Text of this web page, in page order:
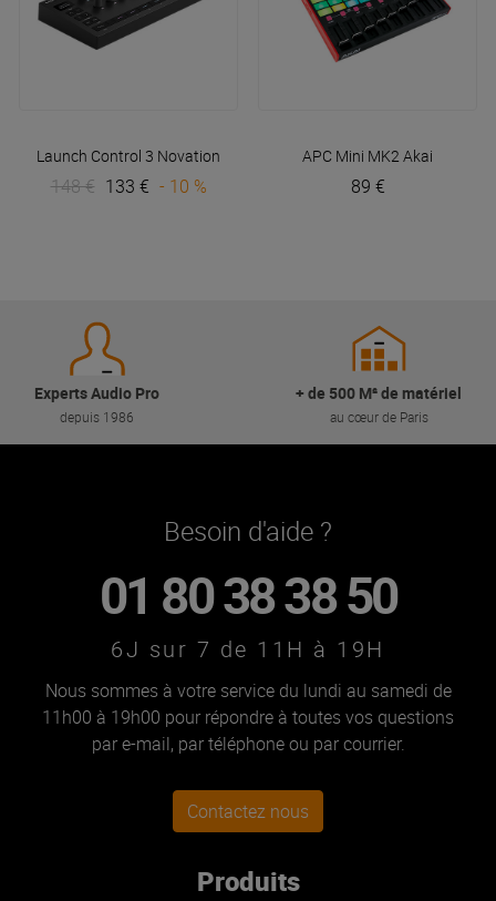
Launch Control 3 Novation
148 € 133 € - 10 %
APC Mini MK2 Akai
89 €
Experts Audio Pro
depuis 1986
+ de 500 M² de matériel
au cœur de Paris
Besoin d'aide ?
01 80 38 38 50
6J sur 7 de 11H à 19H
Nous sommes à votre service du lundi au samedi de
11h00 à 19h00 pour répondre à toutes vos questions
par e-mail, par téléphone ou par courrier.
Contactez nous
Produits